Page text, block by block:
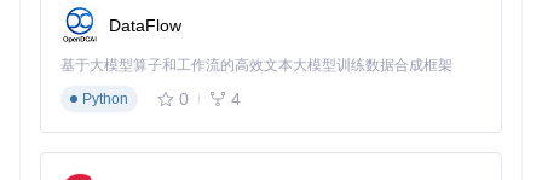
![ZIP提取流程](https://raw.gitcode.com/gh_mirrors/do/DotNet
Zip.Semverd/raw/8d8ad1857ac98c8eb6f548f7b044facdf595
gitcode_repo_files)
DataFlow
基于大模型算子和工作流的高效文本大模型训练数据合成框架
Python
0 4